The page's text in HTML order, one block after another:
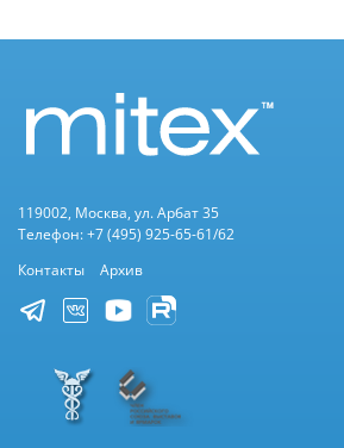
119002, Москва, ул. Арбат 35
Телефон: +7 (495) 925-65-61/62
Контакты
Архив